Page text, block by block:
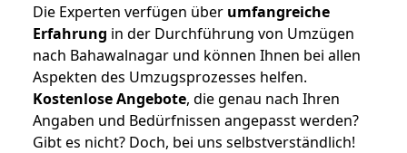
Die Experten verfügen über umfangreiche
Erfahrung in der Durchführung von Umzügen
nach Bahawalnagar und können Ihnen bei allen
Aspekten des Umzugsprozesses helfen.
Kostenlose Angebote, die genau nach Ihren
Angaben und Bedürfnissen angepasst werden?
Gibt es nicht? Doch, bei uns selbstverständlich!